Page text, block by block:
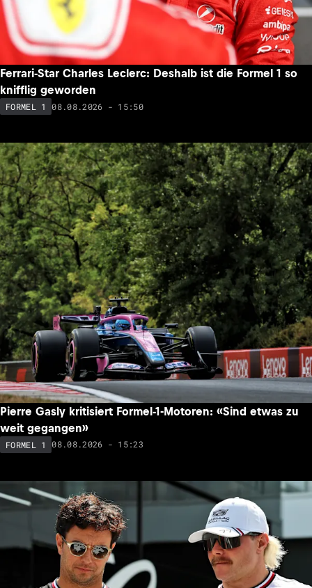
Ferrari-Star Charles Leclerc: Deshalb ist die Formel 1 so
knifflig geworden
FORMEL 1 08.08.2026 - 15:50
Pierre Gasly kritisiert Formel-1-Motoren: «Sind etwas zu
weit gegangen»
FORMEL 1 08.08.2026 - 15:23